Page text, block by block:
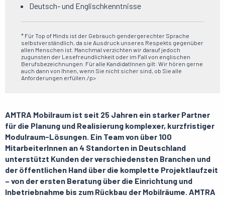
Deutsch- und Englischkenntnisse
* Für Top of Minds ist der Gebrauch gendergerechter Sprache
selbstverständlich, da sie Ausdruck unseres Respekts gegenüber
allen Menschen ist. Manchmal verzichten wir darauf jedoch
zugunsten der Lesefreundlichkeit oder im Fall von englischen
Berufsbezeichnungen. Für alle KandidatInnen gilt: Wir hören gerne
auch dann von Ihnen, wenn Sie nicht sicher sind, ob Sie alle
Anforderungen erfüllen./p>
AMTRA Mobilraum ist seit 25 Jahren ein starker Partner
für die Planung und Realisierung komplexer, kurzfristiger
Modulraum-Lösungen. Ein Team von über 100
MitarbeiterInnen an 4 Standorten in Deutschland
unterstützt Kunden der verschiedensten Branchen und
der öffentlichen Hand über die komplette Projektlaufzeit
– von der ersten Beratung über die Einrichtung und
Inbetriebnahme bis zum Rückbau der Mobilräume. AMTRA